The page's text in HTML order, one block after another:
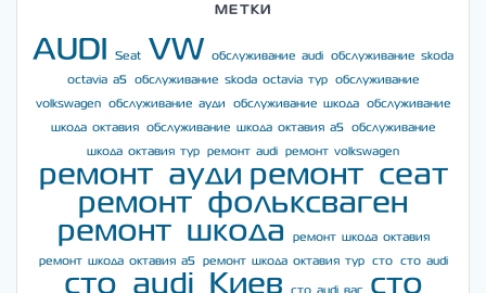
МЕТКИ
AUDI Seat VW обслуживание audi
обслуживание skoda
octavia a5
обслуживание skoda octavia тур
обслуживание
volkswagen
обслуживание ауди обслуживание шкода
обслуживание
шкода октавия
обслуживание шкода октавия а5
обслуживание
шкода октавия тур
ремонт audi ремонт volkswagen
ремонт ауди ремонт сеат
ремонт фольксваген
ремонт шкода
ремонт шкода октавия
ремонт шкода октавия а5
ремонт шкода октавия тур сто сто audi
сто audi Киев сто audi ваг сто